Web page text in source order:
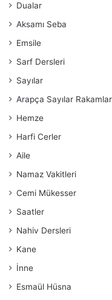
Dualar
Aksamı Seba
Emsile
Sarf Dersleri
Sayılar
Arapça Sayılar Rakamlar
Hemze
Harfi Cerler
Aile
Namaz Vakitleri
Cemi Mükesser
Saatler
Nahiv Dersleri
Kane
İnne
Esmaül Hüsna